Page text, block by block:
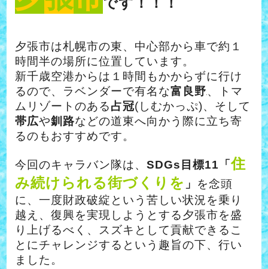
夕張市は札幌市の東、中心部から車で約１
時間半の場所に位置しています。
新千歳空港からは１時間もかからずに行け
るので、ラベンダーで有名な富良野、トマ
ムリゾートのある占冠(しむかっぷ)、そして
帯広や釧路などの道東へ向かう際に立ち寄
るのもおすすめです。
今回のキャラバン隊は、SDGs目標11「住
み続けられる街づくりを 」 を念頭
に、一度財政破綻という苦しい状況を乗り
越え、復興を実現しようとする夕張市を盛
り上げるべく、スズキとして貢献できるこ
とにチャレンジするという趣旨の下、行い
ました。